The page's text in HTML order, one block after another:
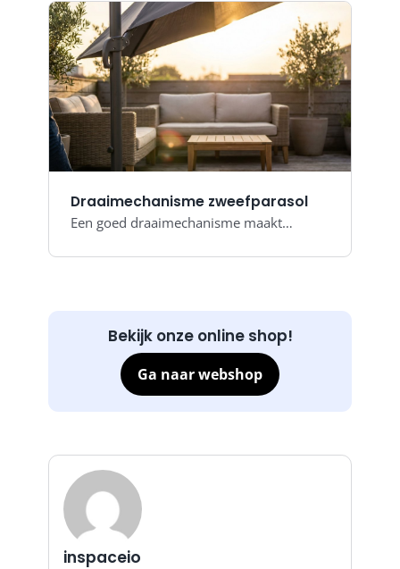
Draaimechanisme zweefparasol
Een goed draaimechanisme maakt…
Bekijk onze online shop!
Ga naar webshop
inspaceio